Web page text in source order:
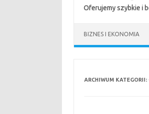
Oferujemy szybkie i
BIZNES I EKONOMIA
ARCHIWUM KATEGORII: